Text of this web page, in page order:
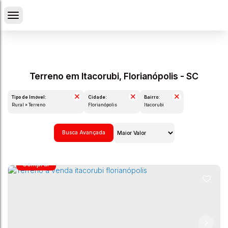
Terreno em Itacorubi, Florianópolis - SC
Tipo de Imóvel:
Rural » Terreno
Cidade:
Florianópolis
Bairro:
Itacorubi
Busca Avançada